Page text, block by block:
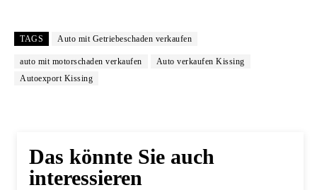
TAGS Auto mit Getriebeschaden verkaufen
auto mit motorschaden verkaufen
Auto verkaufen Kissing
Autoexport Kissing
Das könnte Sie auch
interessieren